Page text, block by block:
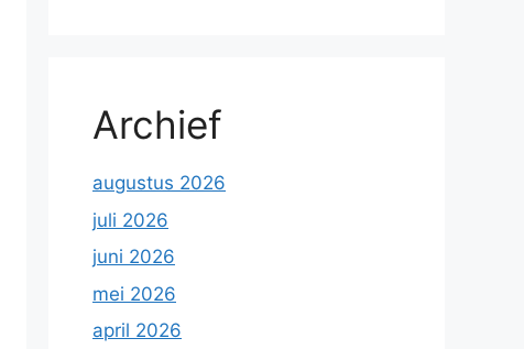
Archief
augustus 2026
juli 2026
juni 2026
mei 2026
april 2026